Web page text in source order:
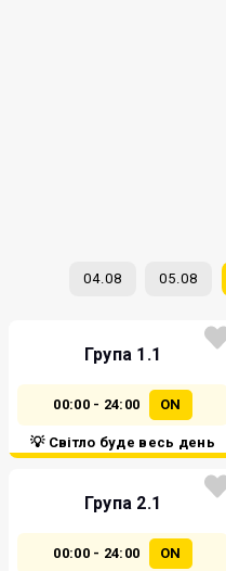
04.08 05.08
Група 1.1
00:00 - 24:00 ON
💡 Світло буде весь день
Група 2.1
00:00 - 24:00 ON